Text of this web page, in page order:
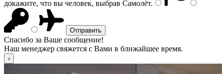
докажите, что вы человек, выбрав Самолёт.
Спасибо за Ваше сообщение!
Наш менеджер свяжется с Вами в ближайшее время.